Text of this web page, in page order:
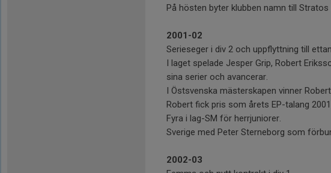
På hösten byter klubben namn till Stratos
2001-02
Serieseger i div 2 och uppflyttning till
I laget spelade Jesper Grip, Robert
sina serier och avancerar.
I Östsvenska mästerskapen vinner
Robert fick pris som årets EP-talang
Fyra i lag-SM för herrjuniorer.
Sverige med Peter Sterneborg som
2002-03